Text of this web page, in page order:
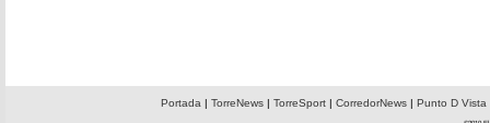
Portada | TorreNews| TorreSport| CorredorNews| Punto D Vista